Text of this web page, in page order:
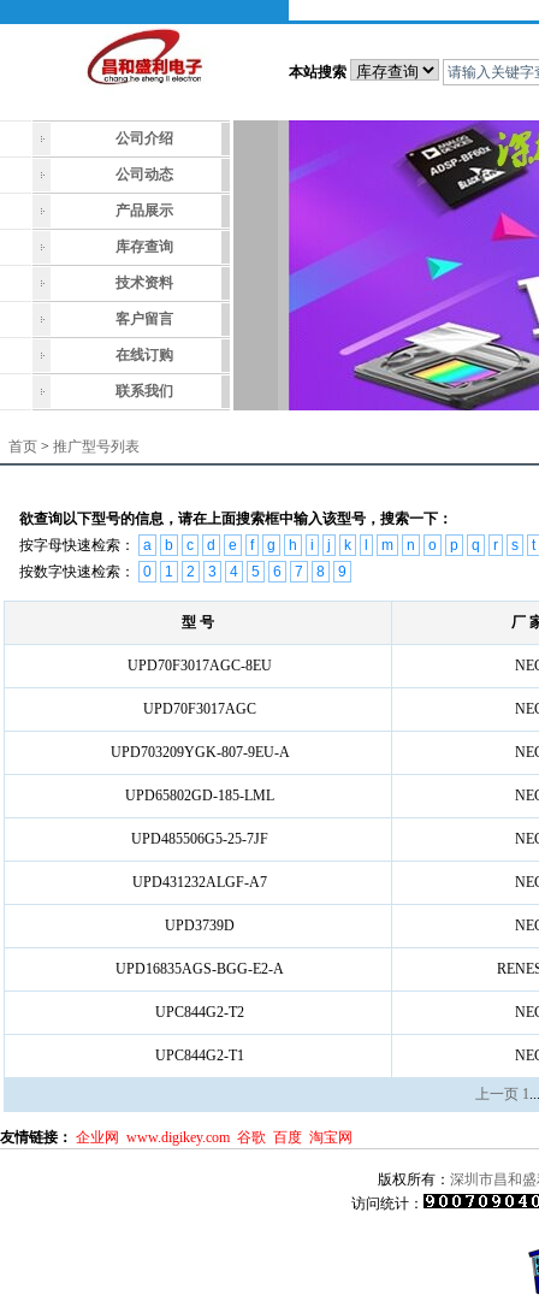
本站搜索
公司介绍
公司动态
产品展示
库存查询
技术资料
客户留言
在线订购
联系我们
首页 > 推广型号列表
欲查询以下型号的信息，请在上面搜索框中输入该型号，搜索一下：
按字母快速检索：
a b c d e f g h i j k m n o p q r s
t
按数字快速检索：
0 1 2 3 4 5 6 7 8 9
型 号 厂
UPD70F3017AGC-8EU
UPD70F3017AGC
UPD703209YGK-807-9EU-A
UPD65802GD-185-LML
UPD485506G5-25-7JF
UPD431232ALGF-A7
UPD3739D
UPD16835AGS-BGG-E2-A
UPC844G2-T2
UPC844G2-T1
上一页 1
友情链接： 企业网 www.digikey.com 谷歌 百度 淘宝网
版权所有： 深圳市昌和
访问统计：